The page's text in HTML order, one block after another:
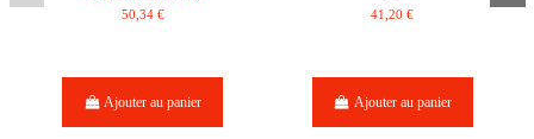
50,34 €
Ajouter au panier
41,20 €
Ajouter au panier